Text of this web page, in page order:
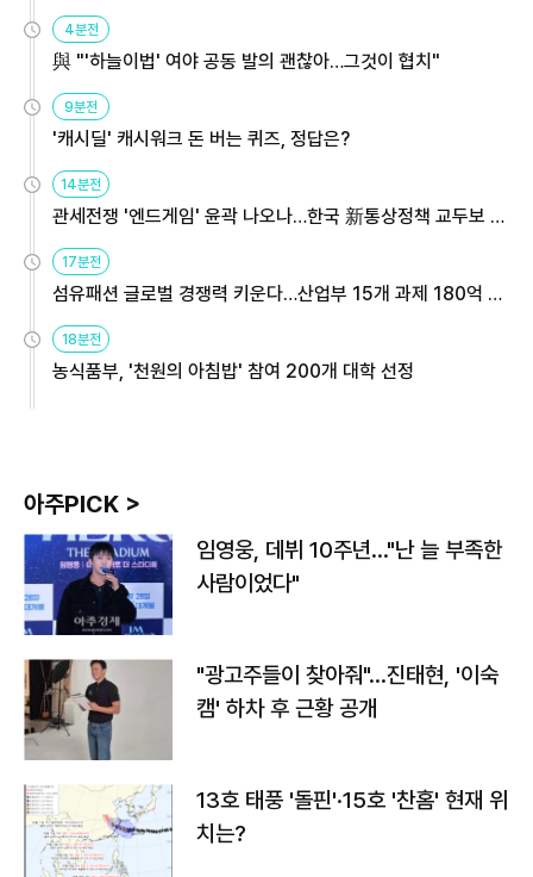
4분전
與 "'하늘이법' 여야 공동 발의 괜찮아…그것이 협치"
9분전
'캐시딜' 캐시워크 돈 버는 퀴즈, 정답은?
14분전
관세전쟁 '엔드게임' 윤곽 나오나…한국 新통상정책 교두보 활
용해야
17분전
섬유패션 글로벌 경쟁력 키운다…산업부 15개 과제 180억 지
원
18분전
농식품부, '천원의 아침밥' 참여 200개 대학 선정
아주PICK >
임영웅, 데뷔 10주년…"난 늘 부족한
사람이었다"
"광고주들이 찾아줘"…진태현, '이숙
캠' 하차 후 근황 공개
13호 태풍 '돌핀'·15호 '찬홈' 현재 위
치는?